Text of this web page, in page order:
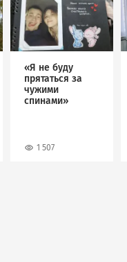
«Я не буду
прятаться за
чужими
спинами»
1 507